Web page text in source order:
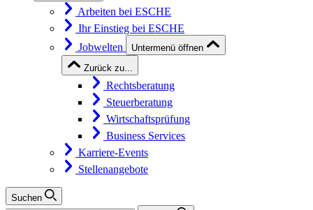
Arbeiten bei ESCHE
Ihr Einstieg bei ESCHE
Jobwelten
Untermenü öffnen
Zurück zu...
Rechtsberatung
Steuerberatung
Wirtschaftsprüfung
Business Services
Karriere-Events
Stellenangebote
Suchen